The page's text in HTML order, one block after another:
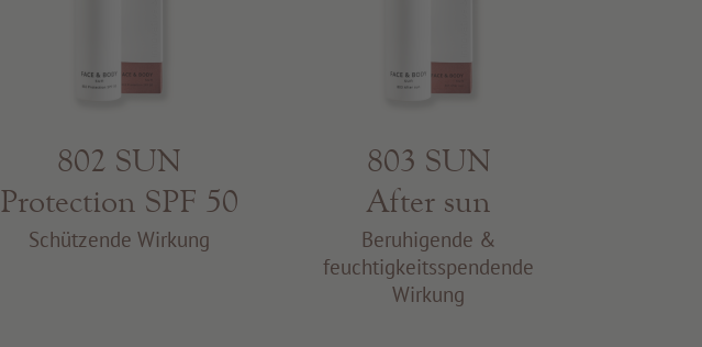
802 SUN
Protection SPF 50
Schützende Wirkung
803 SUN
After sun
Beruhigende &
feuchtigkeitsspendende
Wirkung